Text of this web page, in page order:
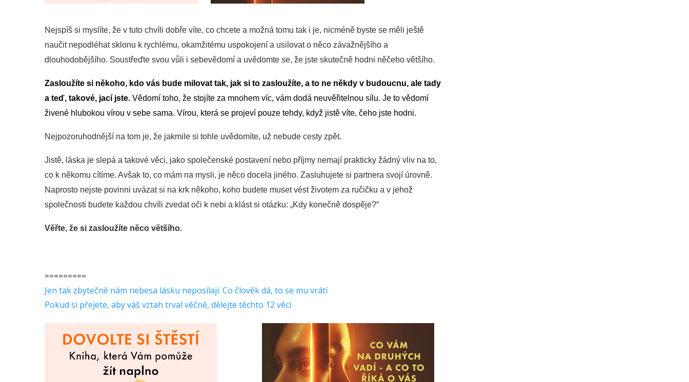
Nejspíš si myslíte, že v tuto chvíli dobře víte, co chcete a možná tomu tak i je, nicméně byste se měli ještě
naučit nepodléhat sklonu k rychlému, okamžitému uspokojení a usilovat o něco závažnějšího a
dlouhodobějšího. Soustřeďte svou vůli i sebevědomí a uvědomte se, že jste skutečně hodni něčeho většího.
Zasloužíte si někoho, kdo vás bude milovat tak, jak si to zasloužíte, a to ne někdy v budoucnu, ale tady
a teď, takové, jací jste. Vědomí toho, že stojíte za mnohem víc, vám dodá neuvěřitelnou sílu. Je to vědomí
živené hlubokou vírou v sebe sama. Vírou, která se projeví pouze tehdy, když jistě víte, čeho jste hodni.
Nejpozoruhodnější na tom je, že jakmile si tohle uvědomíte, už nebude cesty zpět.
Jistě, láska je slepá a takové věci, jako společenské postavení nebo příjmy nemají prakticky žádný vliv na to,
co k někomu cítíme. Avšak to, co mám na mysli, je něco docela jiného. Zasluhujete si partnera svojí úrovně.
Naprosto nejste povinni uvázat si na krk někoho, koho budete muset vést životem za ručičku a v jehož
společnosti budete každou chvíli zvedat oči k nebi a klást si otázku: „Kdy konečně dospěje?“
Věřte, že si zasloužíte něco většího.
=========
Jen tak zbytečně nám nebesa lásku neposílají. Co člověk dá, to se mu vrátí
Pokud si přejete, aby váš vztah trval věčně, dělejte těchto 12 věcí